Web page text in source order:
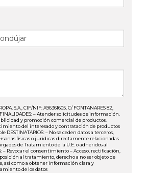
S.A., CIF/NIF: A96361605, C/ FONTANARES 82,
FINALIDADES: – Atender solicitudes de información.
y promoción comercial de productos.
del interesado y contratación de productos
DESTINATARIOS: – No se ceden datos a terceros,
físicas o jurídicas directamente relacionadas
de Tratamiento de la U.E. o adheridos al
– Revocar el consentimiento – Acceso, rectificación,
al tratamiento, derecho a no ser objeto de
así como a obtener información clara y
de los datos